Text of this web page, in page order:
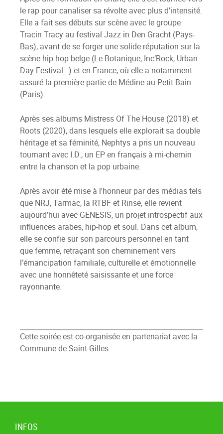
le rap pour canaliser sa révolte avec plus d’intensité.
Elle a fait ses débuts sur scène avec le groupe
Tracin Tracy au festival Jazz in Den Gracht (Pays-
Bas), avant de se forger une solide réputation sur la
scène hip-hop belge (Le Botanique, Inc’Rock, Urban
Day Festival…) et en France, où elle a notamment
assuré la première partie de Médine au Petit Bain
(Paris).
Après ses albums Mistress Of The House (2018) et
Roots (2020), dans lesquels elle explorait sa double
héritage et sa féminité, Nephtys a pris un nouveau
tournant avec I.D., un EP en français à mi-chemin
entre la chanson et la pop urbaine.
Après avoir été mise à l'honneur par des médias tels
que NRJ, Tarmac, la RTBF et Rinse, elle revient
aujourd’hui avec GENESIS, un projet introspectif aux
influences arabes, hip-hop et soul. Dans cet album,
elle se confie sur son parcours personnel en tant
que femme, retraçant son cheminement vers
l’émancipation familiale, culturelle et émotionnelle
avec une honnêteté saisissante et une force
rayonnante.
Cette soirée est co-organisée en partenariat avec la
Commune de Saint-Gilles.
INFOS